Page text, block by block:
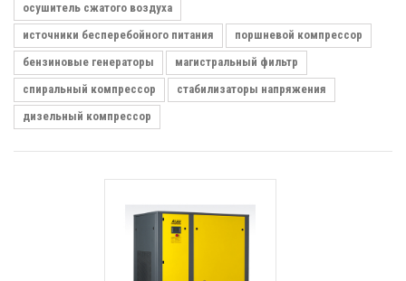
осушитель сжатого воздуха
источники бесперебойного питания
поршневой компрессор
бензиновые генераторы
магистральный фильтр
спиральный компрессор
стабилизаторы напряжения
дизельный компрессор